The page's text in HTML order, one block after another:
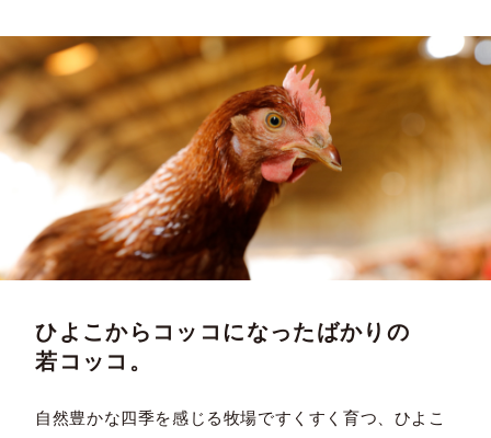
ひよこからコッコになったばかりの
若コッコ。
自然豊かな四季を感じる牧場ですくすく育つ、ひよこ